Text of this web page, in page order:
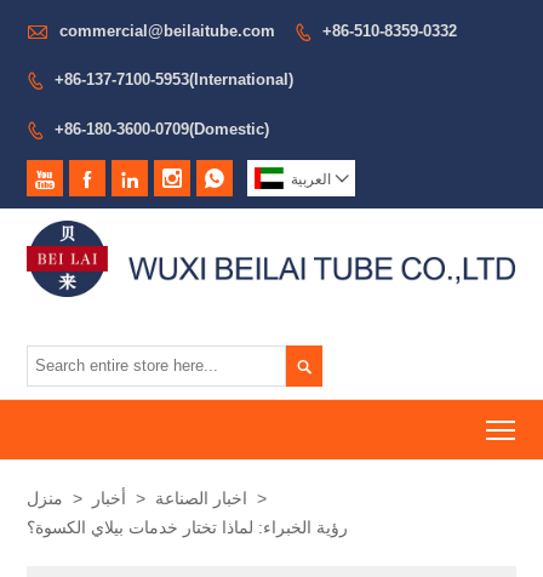
 commercial@beilaitube.com  +86-510-8359-0332
 +86-137-7100-5953(International)
 +86-180-3600-0709(Domestic)
     العربية 

منزل > أخبار > اخبار الصناعة >
رؤية الخبراء: لماذا تختار خدمات بيلاي الكسوة؟